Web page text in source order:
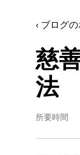
‹ ブログ
慈
法
所要時間